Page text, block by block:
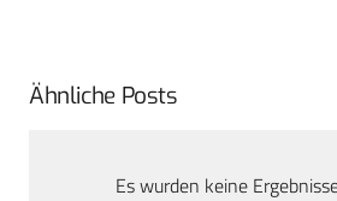
Ähnliche Posts
Es wurden keine